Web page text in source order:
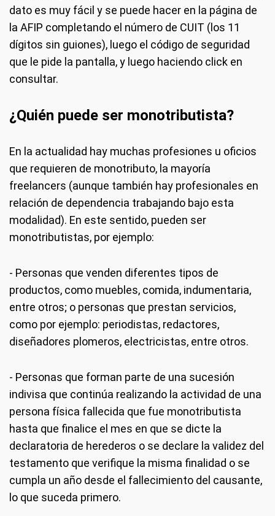
dato es muy fácil y se puede hacer en la página de
la AFIP completando el número de CUIT (los 11
dígitos sin guiones), luego el código de seguridad
que le pide la pantalla, y luego haciendo click en
consultar.
¿Quién puede ser monotributista?
En la actualidad hay muchas profesiones u oficios
que requieren de monotributo, la mayoría
freelancers (aunque también hay profesionales en
relación de dependencia trabajando bajo esta
modalidad). En este sentido, pueden ser
monotributistas, por ejemplo:
- Personas que venden diferentes tipos de
productos, como muebles, comida, indumentaria,
entre otros; o personas que prestan servicios,
como por ejemplo: periodistas, redactores,
diseñadores plomeros, electricistas, entre otros.
- Personas que forman parte de una sucesión
indivisa que continúa realizando la actividad de una
persona física fallecida que fue monotributista
hasta que finalice el mes en que se dicte la
declaratoria de herederos o se declare la validez del
testamento que verifique la misma finalidad o se
cumpla un año desde el fallecimiento del causante,
lo que suceda primero.